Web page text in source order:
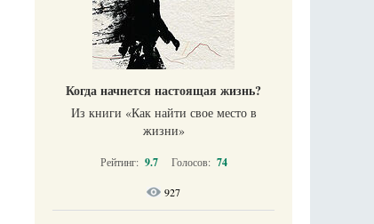
Когда начнется настоящая жизнь?
Из книги «Как найти свое место в
жизни​»
Рейтинг: 9.7 Голосов: 74
927